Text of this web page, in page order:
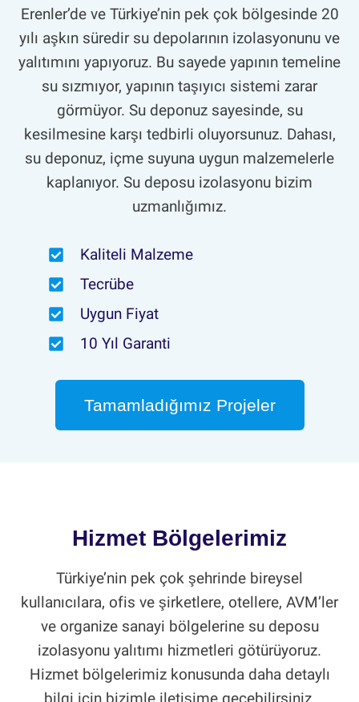
Erenler’de ve Türkiye’nin pek çok bölgesinde 20
yılı aşkın süredir su depolarının izolasyonunu ve
yalıtımını yapıyoruz. Bu sayede yapının temeline
su sızmıyor, yapının taşıyıcı sistemi zarar
görmüyor. Su deponuz sayesinde, su
kesilmesine karşı tedbirli oluyorsunuz. Dahası,
su deponuz, içme suyuna uygun malzemelerle
kaplanıyor. Su deposu izolasyonu bizim
uzmanlığımız.
Kaliteli Malzeme
Tecrübe
Uygun Fiyat
10 Yıl Garanti
Tamamladığımız Projeler
Hizmet Bölgelerimiz
Türkiye’nin pek çok şehrinde bireysel
kullanıcılara, ofis ve şirketlere, otellere, AVM’ler
ve organize sanayi bölgelerine su deposu
izolasyonu yalıtımı hizmetleri götürüyoruz.
Hizmet bölgelerimiz konusunda daha detaylı
bilgi için bizimle iletişime geçebilirsiniz.